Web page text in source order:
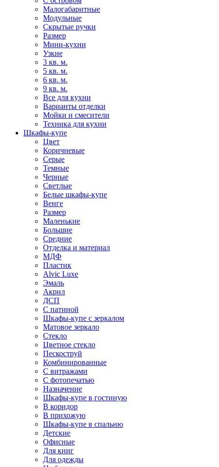
Малогабаритные
Модульные
Скрытые ручки
Размер
Мини-кухни
Узкие
3 кв. м.
5 кв. м.
6 кв. м.
9 кв. м.
Все для кухни
Варианты отделки
Мойки и смесители
Техника для кухни
Шкафы-купе
Цвет
Коричневые
Серые
Темные
Черные
Светлые
Белые шкафы-купе
Венге
Размер
Маленькие
Большие
Средние
Отделка и материал
МДФ
Пластик
Alvic Luxe
Эмаль
Акрил
ДСП
С патиной
Шкафы-купе с зеркалом
Матовое зеркало
Стекло
Цветное стекло
Пескоструй
Комбинированные
С витражами
С фотопечатью
Назначение
Шкафы-купе в гостиную
В коридор
В прихожую
Шкафы-купе в спальню
Детские
Офисные
Для книг
Для одежды